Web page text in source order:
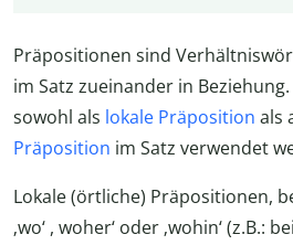
Präpositionen sind
im Satz zueinander in Beziehung.
sowohl als lokale Präposition als
Präposition im Satz verwendet
Lokale (örtliche) Präpositionen,
‚wo‘ , woher‘ oder ‚wohin‘ (z.B.: